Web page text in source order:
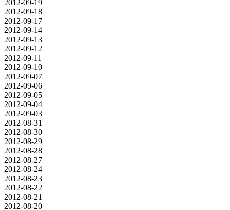
2012-09-19
2012-09-18
2012-09-17
2012-09-14
2012-09-13
2012-09-12
2012-09-11
2012-09-10
2012-09-07
2012-09-06
2012-09-05
2012-09-04
2012-09-03
2012-08-31
2012-08-30
2012-08-29
2012-08-28
2012-08-27
2012-08-24
2012-08-23
2012-08-22
2012-08-21
2012-08-20